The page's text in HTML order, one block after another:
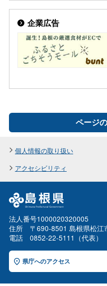
企業広告
ページ
個人情報の取り扱い
アクセシビリティ
法人番号1000020320005
住所 〒690-8501 島根県松江
電話 0852-22-5111（代表）
県庁へのアクセス